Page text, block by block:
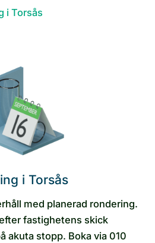
i Torsås
i Torsås
med planerad rondering.
fastighetens skick
akuta stopp. Boka via 010